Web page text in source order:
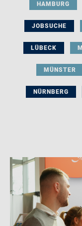
HAMBURG
JOBSUCHE
LÜBECK
MÜNSTER
NÜRNBERG